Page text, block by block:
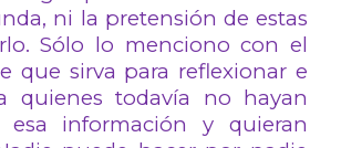
ni la pretensión de estas
Sólo lo menciono con el
que sirva para reflexionar e
quienes todavía no hayan
esa información y quieran